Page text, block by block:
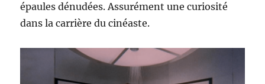
épaules dénudées. Assurément une curiosité
dans la carrière du cinéaste.